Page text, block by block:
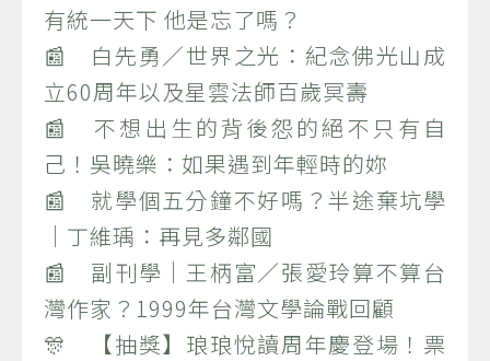
有統一天下 他是忘了嗎？
📰 白先勇／世界之光：紀念佛光山成
立60周年以及星雲法師百歲冥壽
📰 不想出生的背後怨的絕不只有自
己！吳曉樂：如果遇到年輕時的妳
📰 就學個五分鐘不好嗎？半途棄坑學
｜丁維瑀：再見多鄰國
📰 副刊學｜王柄富／張愛玲算不算台
灣作家？1999年台灣文學論戰回顧
🎊 【抽獎】琅琅悅讀周年慶登場！票